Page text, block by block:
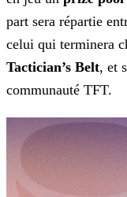
part sera répartie
celui qui terminera
Tactician’s Belt, et
communauté TFT.